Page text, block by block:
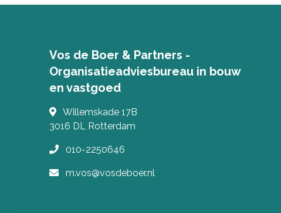
Vos de Boer & Partners -
Organisatieadviesbureau in bouw
en vastgoed
Willemskade 17B
3016 DL Rotterdam
010-2250646
m.vos@vosdeboer.nl